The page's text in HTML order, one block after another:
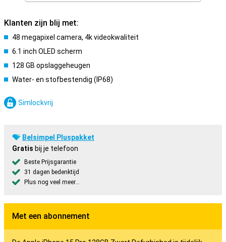
Klanten zijn blij met:
48 megapixel camera, 4k videokwaliteit
6.1 inch OLED scherm
128 GB opslaggeheugen
Water- en stofbestendig (IP68)
Simlockvrij
Belsimpel Pluspakket
Gratis bij je telefoon
Beste Prijsgarantie
31 dagen bedenktijd
Plus nog veel meer...
Met een abonnement